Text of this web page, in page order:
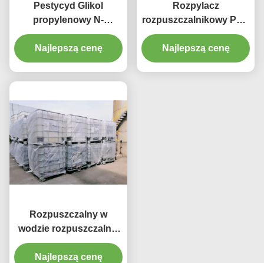
Pestycyd Glikol
propylenowy N-
propylowy eter
Rozpylający
rozpuszczalnik
farb powlekających
Najlepszą cenę
Rozpylacz
rozpuszczalnikowy PNP
Rozcieńczalnik do
powlekania Tusz
Pestycyd Glikol
Najlepszą cenę
Rozpuszczalny w
wodzie rozpuszczalnik
ekologiczny N-
propylowy eter glikolu
Najlepszą cenę